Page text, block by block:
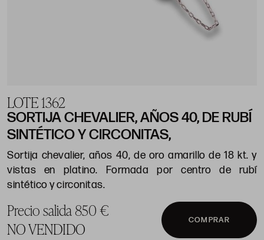
LOTE 1362
SORTIJA CHEVALIER, AÑOS 40, DE RUBÍ
SINTÉTICO Y CIRCONITAS,
Sortija chevalier, años 40, de oro amarillo de 18 kt. y
vistas en platino. Formada por centro de rubí
sintético y circonitas.
Precio salida 850 €
NO VENDIDO
COMPRAR